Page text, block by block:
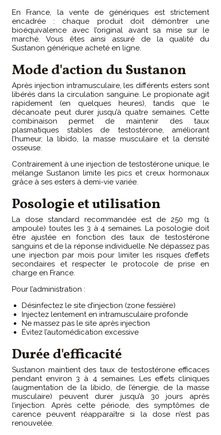
En France, la vente de génériques est strictement
encadrée : chaque produit doit démontrer une
bioéquivalence avec l’original avant sa mise sur le
marché. Vous êtes ainsi assuré de la qualité du
Sustanon générique acheté en ligne.
Mode d'action du Sustanon
Après injection intramusculaire, les différents esters sont
libérés dans la circulation sanguine. Le propionate agit
rapidement (en quelques heures), tandis que le
décanoate peut durer jusqu’à quatre semaines. Cette
combinaison permet de maintenir des taux
plasmatiques stables de testostérone, améliorant
l’humeur, la libido, la masse musculaire et la densité
osseuse.
Contrairement à une injection de testostérone unique, le
mélange Sustanon limite les pics et creux hormonaux
grâce à ses esters à demi-vie variée.
Posologie et utilisation
La dose standard recommandée est de 250 mg (1
ampoule) toutes les 3 à 4 semaines. La posologie doit
être ajustée en fonction des taux de testostérone
sanguins et de la réponse individuelle. Ne dépassez pas
une injection par mois pour limiter les risques d’effets
secondaires et respecter le protocole de prise en
charge en France.
Pour l’administration :
Désinfectez le site d’injection (zone fessière)
Injectez lentement en intramusculaire profonde
Ne massez pas le site après injection
Évitez l’automédication excessive
Durée d'efficacité
Sustanon maintient des taux de testostérone efficaces
pendant environ 3 à 4 semaines. Les effets cliniques
(augmentation de la libido, de l’énergie, de la masse
musculaire) peuvent durer jusqu’à 30 jours après
l’injection. Après cette période, des symptômes de
carence peuvent réapparaître si la dose n’est pas
renouvelée.